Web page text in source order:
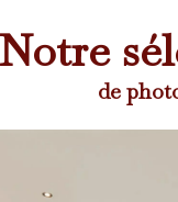
Notre
de